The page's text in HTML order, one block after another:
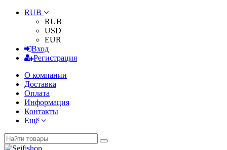
RUB
RUB
USD
EUR
Вход
Регистрация
О компании
Доставка
Оплата
Информация
Контакты
Ещё